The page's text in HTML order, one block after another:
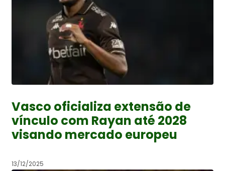
Vasco oficializa extensão de
vínculo com Rayan até 2028
visando mercado europeu
13/12/2025